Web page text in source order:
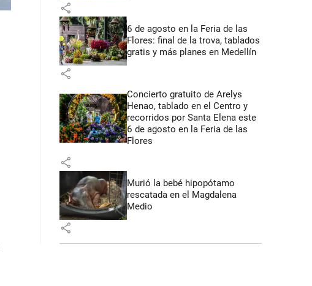
share
6 de agosto en la Feria de las
Flores: final de la trova, tablados
gratis y más planes en Medellín
share
Concierto gratuito de Arelys
Henao, tablado en el Centro y
recorridos por Santa Elena este
6 de agosto en la Feria de las
Flores
share
Murió la bebé hipopótamo
rescatada en el Magdalena
Medio
share